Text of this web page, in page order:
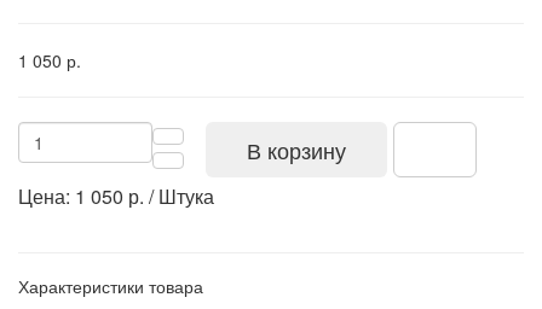
1 050 р.
В корзину
Цена: 1 050 р. / Штука
Характеристики товара